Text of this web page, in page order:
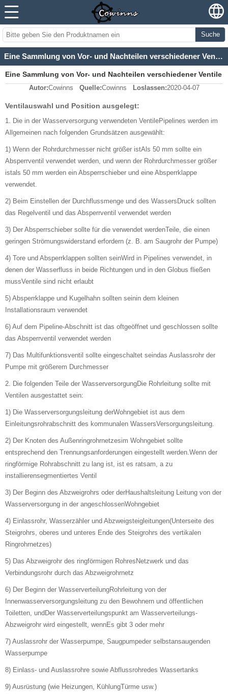
Suche
Eine Sammlung von Vor- und Nachteilen verschiedener Ventile
Eine Sammlung von Vor- und Nachteilen verschiedener Ventile
Autor:Cowinns Quelle:Cowinns Loslassen:2020-04-07
Ventilauswahl und Position ausgelegt:
1. Die in der Wasserversorgung verwendeten VentilePipelines werden im
Allgemeinen nach folgenden Grundsätzen ausgewählt:
1) Wenn der Rohrdurchmesser nicht größer istAls 50 mm sollte ein
Absperrventil verwendet werden, und wenn der Rohrdurchmesser größer
istals 50 mm werden ein Absperrschieber und eine Absperrklappe
verwendet.
2) Beim Einstellen der Durchflussmenge und des WassersDruck sollten
das Regelventil und das Absperrventil verwendet werden
3) Der Absperrschieber sollte für die verwendet werdenTeile, die einen
geringen Strömungswiderstand erfordern (z. B. am Saugrohr der Pumpe)
4) Tore und Absperrklappen sollten seinWird in Pipelines verwendet, in
denen der Wasserfluss in beide Richtungen und in den Globus fließen
mussVentile sind nicht erlaubt
5) Absperrklappe und Kugelhahn sollten seinin dem kleinen
Installationsraum verwendet
6) Auf dem Pipeline-Abschnitt ist das oftgeöffnet und geschlossen sollte
das Absperrventil verwendet werden
7) Das Multifunktionsventil sollte eingeschaltet seindas Auslassrohr der
Pumpe mit größerem Durchmesser
2. Die folgenden Teile der WasserversorgungDie Rohrleitung sollte mit
Ventilen ausgestattet sein:
1) Die Wasserversorgungsleitung derWohngebiet ist aus dem
Einleitungsrohrabschnitt des kommunalen WassersVersorgungsleitung.
2) Der Knoten des Außenringrohrnetzesim Wohngebiet sollte
entsprechend den Trennungsanforderungen eingestellt werden.Wenn der
ringförmige Rohrabschnitt zu lang ist, ist es ratsam, a zu
installierensegmentiertes Ventil
3) Der Beginn des Abzweigrohrs oder derHaushaltsleitung Leitung von der
Wasserversorgung in der angeschlossenWohngebiet
4) Einlassrohr, Wasserzähler und Abzweigsteigleitungen(Unterseite des
Steigrohrs, oberes und unteres Ende des Steigrohrs des vertikalen
Ringrohrnetzes)
5) Das Abzweigrohr des ringförmigen RohresNetzwerk und das
Verbindungsrohr durch das Abzweigrohrnetz
6) Der Beginn der WasserverteilungRohrleitung von der
Innenwasserversorgungsleitung zu den Bewohnern und öffentlichen
Toiletten, undDer Wasserverteilungspunkt am Wasserverteilungs-
Abzweigrohr wird eingestellt, wennEs gibt 3 oder mehr
7) Auslassrohr der Wasserpumpe, Saugpumpeder selbstansaugenden
Wasserpumpe
8) Einlass- und Auslassrohre sowie Abflussrohredes Wassertanks
9) Ausrüstung (wie Heizungen, KühlungTürme usw.)